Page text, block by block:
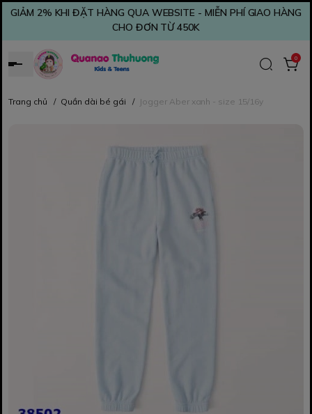
GIẢM 2% KHI ĐẶT HÀNG QUA WEBSITE - MIỄN PHÍ GIAO HÀNG
CHO ĐƠN TỪ 450K
0
Trang chủ / Quần dài bé gái / Jogger Aber xanh - size 15/16y